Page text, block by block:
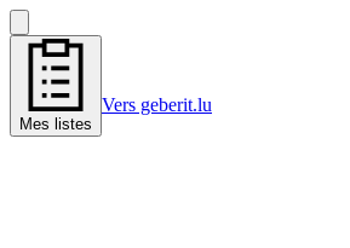
Mes listes
Vers geberit.lu